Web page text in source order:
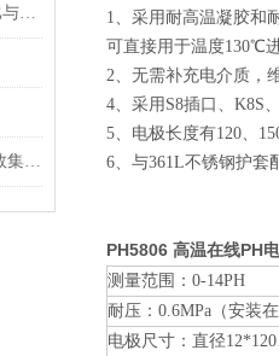
2025年酸碱浓度计选购参数对比与品牌推荐
2025水质监测技术新趋势 多参数集成化设备成行业刚需
1、 采用 耐高温凝胶和
可直接用于温度130℃
2、无需补充电介质，
4、采用S8插口 、 K8S
5、电极长度有120、
6、与361L不锈钢护套
PH5806 高温在线PH
测量范围：0-14PH
耐压：0.6MPa（安装
电极尺寸：直径